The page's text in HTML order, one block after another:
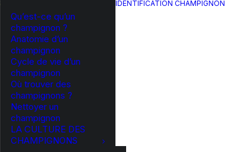
Qu’est-ce qu’un
champignon ?
Anatomie d’un
champignon
Cycle de vie d’un
champignon
Où trouver des
champignons ?
Nettoyer un
champignon
LA CULTURE DES
CHAMPIGNONS
IDENTIFICATION CHAMPIGNON